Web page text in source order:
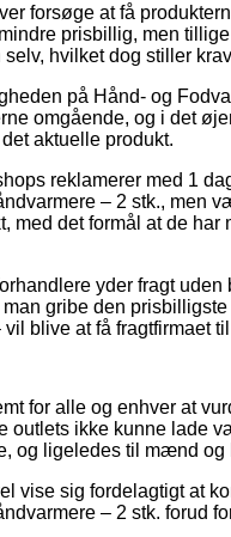
forsøge at få
prisbillig, men
selv, hvilket dog stiller
på Hånd- og
omgående, og i det
aktuelle produkt.
reklamerer med 1
– 2 stk., men
med det formål at de
yder fragt
gribe den
blive at få fragtfirmaet
for alle og enhver at
outlets ikke kunne lade
og ligeledes til mænd
vise sig fordelagtigt at
– 2 stk. forud